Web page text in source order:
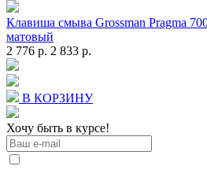
Клавиша смыва Grossman Pragma
матовый
2 776 р. 2 833 р.
В КОРЗИНУ
Хочу быть в курсе!